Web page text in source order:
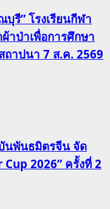
รี” โรงเรียนกีฬา
าป่าเพื่อการศึกษา
าปนา 7 ส.ค. 2569
นพันธมิตรจีน จัด
2026” ครั้งที่ 2